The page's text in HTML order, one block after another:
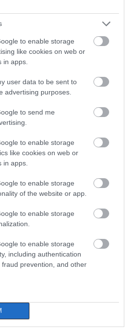
to enable storage
like cookies on web or
in apps.
user data to be sent to
advertising purposes.
to send me
to enable storage
like cookies on web or
in apps.
to enable storage
of the website or app.
to enable storage
to enable storage
including authentication
prevention, and other
7 Αυγούστου
βαθμούς
στην
τελευταίο
που έχασε τη
με
ισχυρές
για τη φωτιά
Συγκλονίζει μαρτυρία
εθελοντή στην Εύβοια:
μεγάλη φωτιά (vid)
κίνηση του βουλευτή
που «τρέλανε»
εθελοντές στην Εύβοια